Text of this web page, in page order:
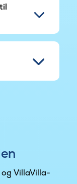
VillaVilla-